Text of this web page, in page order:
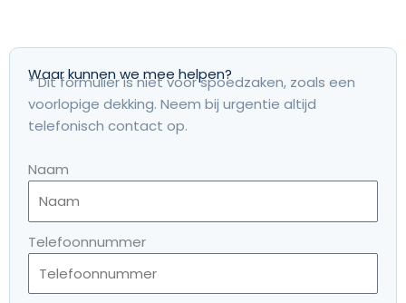
Waar kunnen we mee helpen?
* Dit formulier is niet voor spoedzaken, zoals een
voorlopige dekking. Neem bij urgentie altijd
telefonisch contact op.
Naam
Telefoonnummer